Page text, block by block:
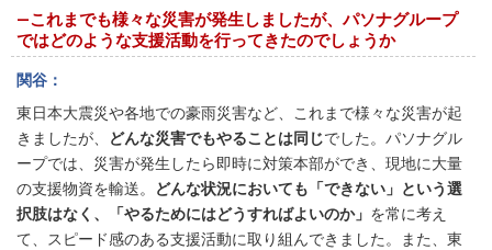
―これまでも様々な災害が発生しましたが、パソナグループ
ではどのような支援活動を行ってきたのでしょうか
関谷
東日本大震災や各地での豪雨災害など、これまで様々な災害が起
きましたが、
どんな災害でもやることは同じでした。パソナグル
ープでは、災害が発生したら即時に対策本部ができ、現地に大量
の支援物資を輸送。
どんな状況においても「できない」という選
択肢はなく、「やるためにはどうすればよいのか」 を常に考え
て、スピード感のある支援活動に取り組んできました。また、東